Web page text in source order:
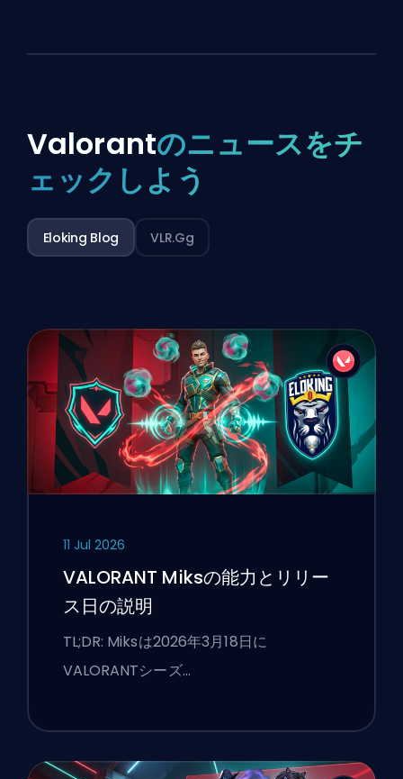
Valorantのニュースをチ
ェックしよう
Eloking Blog VLR.gg
11 Jul 2026
VALORANT Miksの能力とリリー
ス日の説明
TL;DR: Miksは2026年3月18日に
VALORANTシーズ…